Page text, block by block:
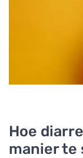
Hoe
manier te